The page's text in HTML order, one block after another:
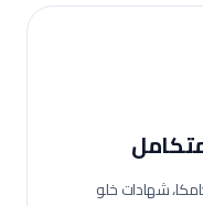
شهادات خلو